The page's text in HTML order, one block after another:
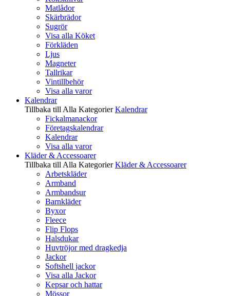
Matlådor
Skärbrädor
Sugrör
Visa alla Köket
Förkläden
Ljus
Magneter
Tallrikar
Vintillbehör
Visa alla varor
Kalendrar
Tillbaka till Alla Kategorier Kalendrar
Fickalmanackor
Företagskalendrar
Kalendrar
Visa alla varor
Kläder & Accessoarer
Tillbaka till Alla Kategorier Kläder & Accessoarer
Arbetskläder
Armband
Armbandsur
Barnkläder
Byxor
Fleece
Flip Flops
Halsdukar
Huvtröjor med dragkedja
Jackor
Softshell jackor
Visa alla Jackor
Kepsar och hattar
Mössor